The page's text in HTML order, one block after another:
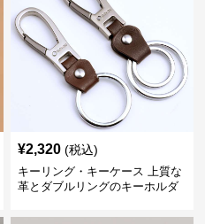
¥2,320 (税込)
キーリング・キーケース 上質な
革とダブルリングのキーホルダ